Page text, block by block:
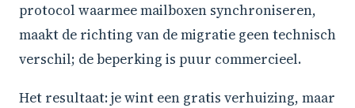
protocol waarmee mailboxen synchroniseren,
maakt de richting van de migratie geen technisch
verschil; de beperking is puur commercieel.
Het resultaat: je wint een gratis verhuizing, maar